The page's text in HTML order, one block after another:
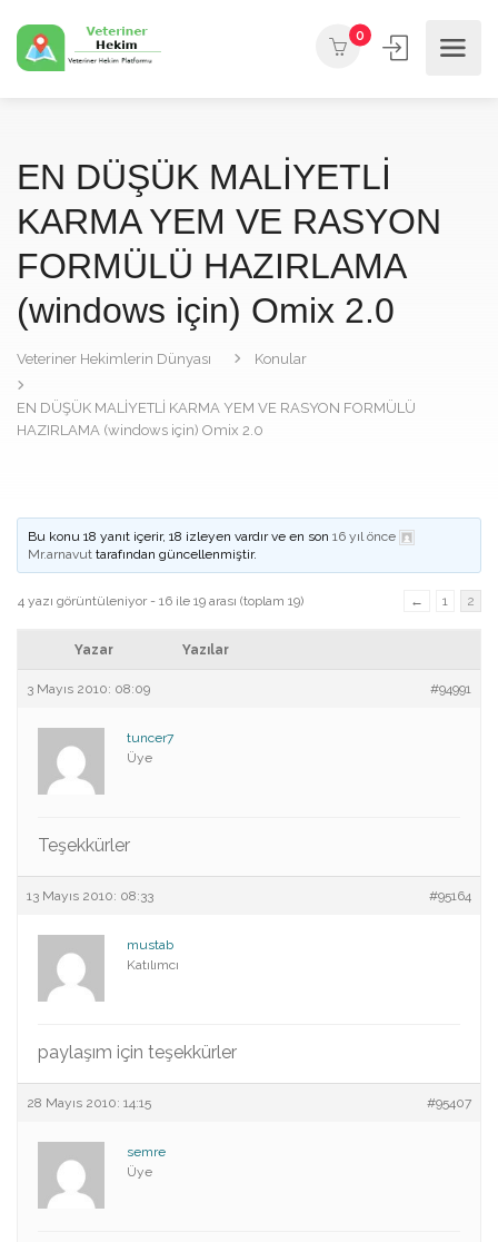
0
EN DÜŞÜK MALİYETLİ
KARMA YEM VE RASYON
FORMÜLÜ HAZIRLAMA
(windows için) Omix 2.0
Veteriner Hekimlerin Dünyası Konular
EN DÜŞÜK MALİYETLİ KARMA YEM VE RASYON FORMÜLÜ
HAZIRLAMA (windows için) Omix 2.0
Bu konu 18 yanıt içerir, 18 izleyen vardır ve en son16 yıl önce
Mr.arnavut tarafından güncellenmiştir.
4 yazı görüntüleniyor - 16 ile 19 arası (toplam 19) ← 1 2
Yazar Yazılar
3 Mayıs 2010: 08:09 #94991
tuncer7
Üye
Teşekkürler
13 Mayıs 2010: 08:33 #95164
mustab
Katılımcı
paylaşım için teşekkürler
28 Mayıs 2010: 14:15 #95407
semre
Üye